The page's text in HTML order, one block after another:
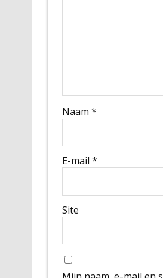
Naam *
E-mail *
Site